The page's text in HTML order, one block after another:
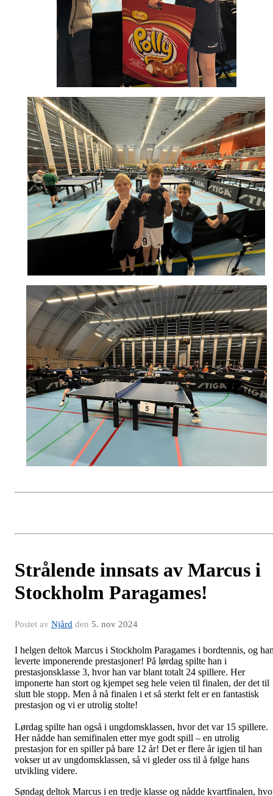
Strålende innsats av Marcus i
Stockholm Paragames!
Postet av Njård den 5. nov 2024
I helgen deltok Marcus i Stockholm Paragames i bordtennis, og
leverte imponerende prestasjoner! På lørdag spilte han i
prestasjonsklasse 3, hvor han var blant totalt 24 spillere. Her
imponerte han stort og kjempet seg hele veien til finalen, der det til
slutt ble stopp. Men å nå finalen i et så sterkt felt er en fantastisk
prestasjon og vi er utrolig stolte!
Lørdag spilte han også i ungdomsklassen, hvor det var 15 spillere.
Her nådde han semifinalen etter mye godt spill – en utrolig
prestasjon for en spiller på bare 12 år! Det er flere år igjen til han
vokser ut av ungdomsklassen, så vi gleder oss til å følge hans
utvikling videre.
Søndag deltok Marcus i en tredje klasse og nådde kvartfinalen,